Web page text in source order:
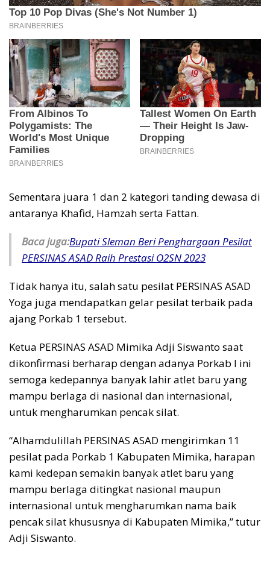
Sementara juara 1 dan 2 kategori tanding dewasa di
antaranya Khafid, Hamzah serta Fattan.
Baca juga:Bupati Sleman Beri Penghargaan Pesilat
PERSINAS ASAD Raih Prestasi O2SN 2023
Tidak hanya itu, salah satu pesilat PERSINAS ASAD
Yoga juga mendapatkan gelar pesilat terbaik pada
ajang Porkab 1 tersebut.
Ketua PERSINAS ASAD Mimika Adji Siswanto saat
dikonfirmasi berharap dengan adanya Porkab I ini
semoga kedepannya banyak lahir atlet baru yang
mampu berlaga di nasional dan internasional,
untuk mengharumkan pencak silat.
“Alhamdulillah PERSINAS ASAD mengirimkan 11
pesilat pada Porkab 1 Kabupaten Mimika, harapan
kami kedepan semakin banyak atlet baru yang
mampu berlaga ditingkat nasional maupun
internasional untuk mengharumkan nama baik
pencak silat khususnya di Kabupaten Mimika,” tutur
Adji Siswanto.